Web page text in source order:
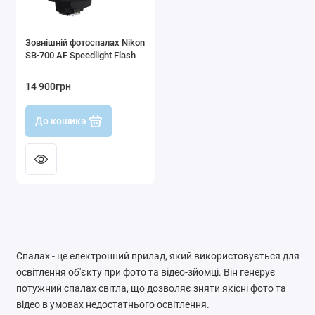
Аксесуари для телевізорів
Показати все
Зовнішній фотоспалах Nikon
SB-700 AF Speedlight Flash
14 900грн
До кошика
Спалах - це електронний прилад, який використовується для
освітлення об'єкту при фото та відео-зйомці. Він генерує
потужний спалах світла, що дозволяє зняти якісні фото та
відео в умовах недостатнього освітлення.